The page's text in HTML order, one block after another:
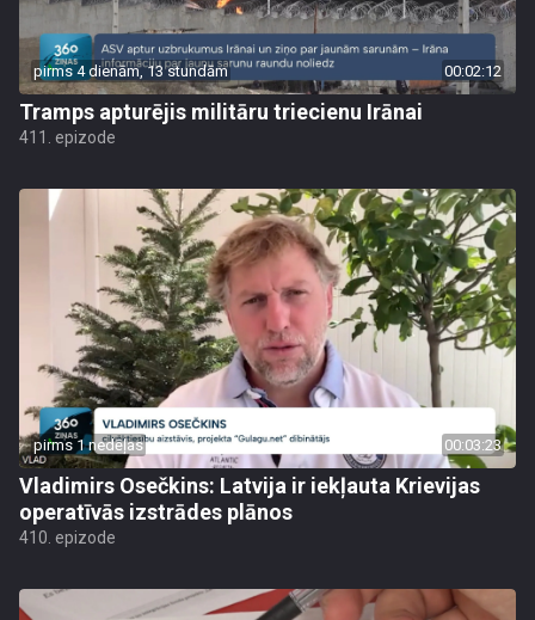
pirms 4 dienām, 13 stundām 00:02:12
Tramps apturējis militāru triecienu Irānai
411. epizode
pirms 1 nedēļas 00:03:23
Vladimirs Osečkins: Latvija ir iekļauta Krievijas
operatīvās izstrādes plānos
410. epizode